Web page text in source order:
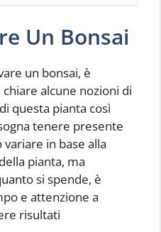
Un Bonsai
un bonsai, è
alcune nozioni di
questa pianta così
tenere presente
variare in base alla
pianta, ma
si spende, è
e attenzione a
risultati